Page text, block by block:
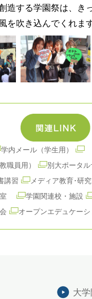
造する学園祭は、き
を吹き込んでくれます
学内メール（学生用）
職員用）
別大ポータル
講習
メディア教育･研
学園関連校・施設
オープンエデュケー
大